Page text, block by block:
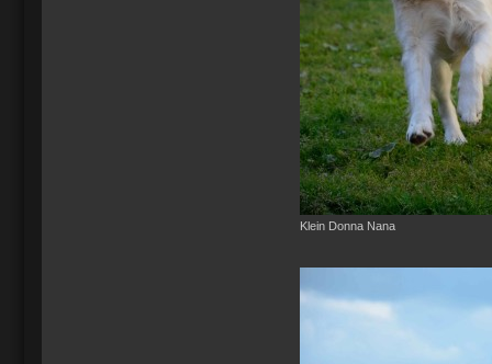
Klein Donna Nana